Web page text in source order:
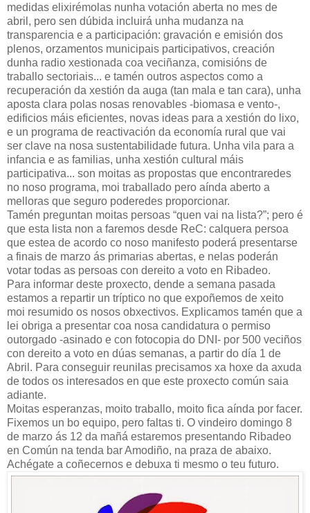
medidas elixirémolas nunha votación aberta no mes de
abril, pero sen dúbida incluirá unha mudanza na
transparencia e a participación: gravación e emisión dos
plenos, orzamentos municipais participativos, creación
dunha radio xestionada coa veciñanza, comisións de
traballo sectoriais... e tamén outros aspectos como a
recuperación da xestión da auga (tan mala e tan cara), unha
aposta clara polas nosas renovables -biomasa e vento-,
edificios máis eficientes, novas ideas para a xestión do lixo,
e un programa de reactivación da economía rural que vai
ser clave na nosa sustentabilidade futura. Unha vila para a
infancia e as familias, unha xestión cultural máis
participativa... son moitas as propostas que encontraredes
no noso programa, moi traballado pero aínda aberto a
melloras que seguro poderedes proporcionar.
Tamén preguntan moitas persoas “quen vai na lista?”; pero é
que esta lista non a faremos desde ReC: calquera persoa
que estea de acordo co noso manifesto poderá presentarse
a finais de marzo ás primarias abertas, e nelas poderán
votar todas as persoas con dereito a voto en Ribadeo.
Para informar deste proxecto, dende a semana pasada
estamos a repartir un tríptico no que expoñemos de xeito
moi resumido os nosos obxectivos. Explicamos tamén que a
lei obriga a presentar coa nosa candidatura o permiso
outorgado -asinado e con fotocopia do DNI- por 500 veciños
con dereito a voto en dúas semanas, a partir do día 1 de
Abril. Para conseguir reunilas precisamos xa hoxe da axuda
de todos os interesados en que este proxecto común saia
adiante.
Moitas esperanzas, moito traballo, moito fica aínda por facer.
Fixemos un bo equipo, pero faltas ti. O vindeiro domingo 8
de marzo ás 12 da mañá estaremos presentando Ribadeo
en Común na tenda bar Amodiño, na praza de abaixo.
Achégate a coñecernos e debuxa ti mesmo o teu futuro.